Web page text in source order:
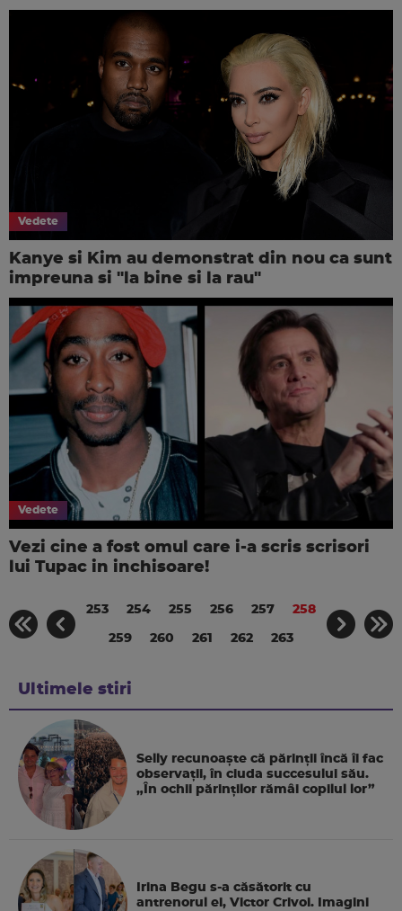
Vedete
Kanye si Kim au demonstrat din nou ca sunt
impreuna si "la bine si la rau"
Vedete
Vezi cine a fost omul care i-a scris scrisori
lui Tupac in inchisoare!
253 254 255 256 257 258
259 260 261 262 263
Ultimele stiri
Selly recunoaște că părinții încă îi fac
observații, în ciuda succesului său.
„În ochii părinților rămâi copilul lor”
Irina Begu s-a căsătorit cu
antrenorul ei, Victor Crivoi. Imagini